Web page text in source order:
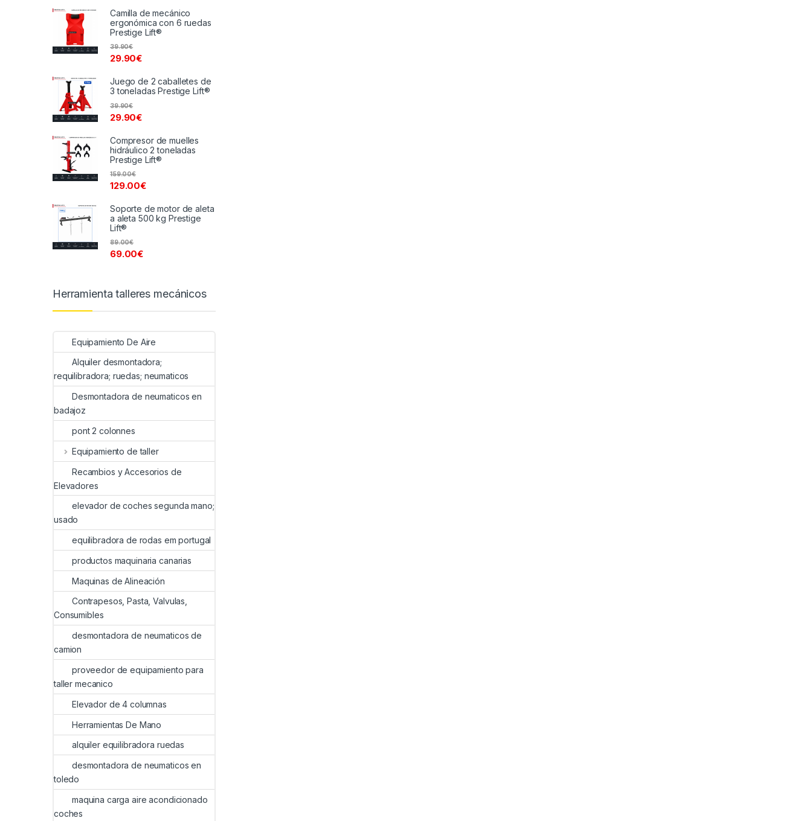
Camilla de mecánico
ergonómica con 6 ruedas
Prestige Lift®
29.90€
39.90€
Juego de 2 caballetes de
3 toneladas Prestige Lift®
29.90€
39.90€
Compresor de muelles
hidráulico 2 toneladas
Prestige Lift®
129.00€
159.00€
Soporte de motor de aleta
a aleta 500 kg Prestige
Lift®
69.00€
89.00€
Herramienta talleres mecánicos
Equipamiento De Aire
Alquiler desmontadora;
requilibradora; ruedas; neumaticos
Desmontadora de neumaticos en
badajoz
pont 2 colonnes
Equipamiento de taller
Recambios y Accesorios de
Elevadores
elevador de coches segunda mano;
usado
equilibradora de rodas em portugal
productos maquinaria canarias
Maquinas de Alineación
Contrapesos, Pasta, Valvulas,
Consumibles
desmontadora de neumaticos de
camion
proveedor de equipamiento para
taller mecanico
Elevador de 4 columnas
Herramientas De Mano
alquiler equilibradora ruedas
desmontadora de neumaticos en
toledo
maquina carga aire acondicionado
coches